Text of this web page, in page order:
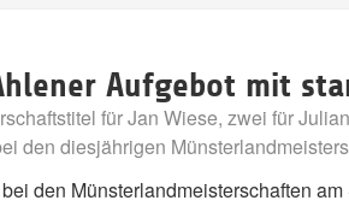
Aufgebot mit
für Jan Wiese, zwei für
den diesjährigen
den Münsterlandmeisterschaften